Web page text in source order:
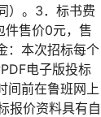
）。3．标书费
件售价0元，售
：本次招标每个
电子版投标
间前在鲁班网上
报价资料具有自